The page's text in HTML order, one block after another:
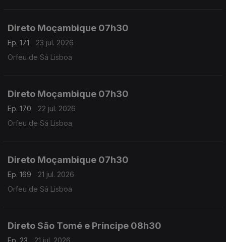
Direto Moçambique 07h30
Ep. 171
23 jul. 2026
Orfeu de Sá Lisboa
Direto Moçambique 07h30
Ep. 170
22 jul. 2026
Orfeu de Sá Lisboa
Direto Moçambique 07h30
Ep. 169
21 jul. 2026
Orfeu de Sá Lisboa
Direto São Tomé e Príncipe 08h30
Ep. 23
21 jul. 2026